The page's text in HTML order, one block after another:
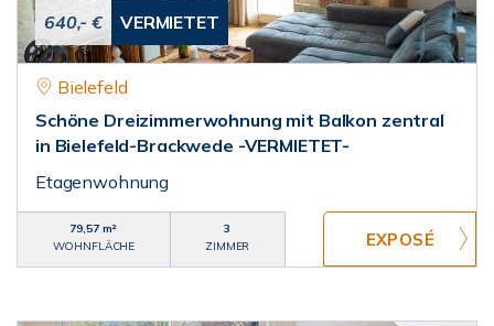
640,- € VERMIETET
Bielefeld
Schöne Dreizimmerwohnung mit Balkon zentral
in Bielefeld-Brackwede -VERMIETET-
Etagenwohnung
79,57 m²
WOHNFLÄCHE
3
ZIMMER